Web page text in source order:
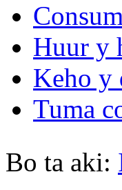
Huur y
Keho y
Tuma
Bo ta aki: